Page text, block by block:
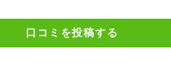
口コミを投稿する